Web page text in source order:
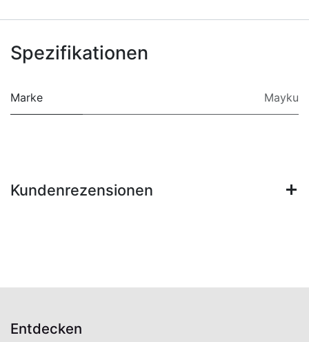
Spezifikationen
Marke Mayku
Kundenrezensionen
Entdecken